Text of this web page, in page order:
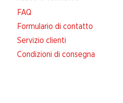
FAQ
Formulario di contatto
Servizio clienti
Condizioni di consegna